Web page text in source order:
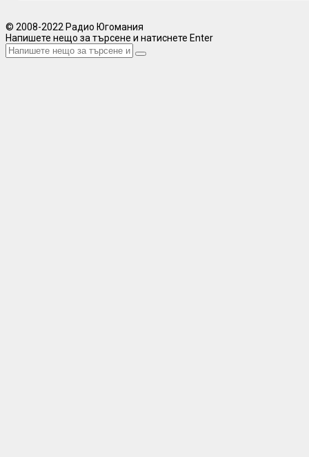
© 2008-2022 Радио Югомания
Напишете нещо за търсене и натиснете Enter